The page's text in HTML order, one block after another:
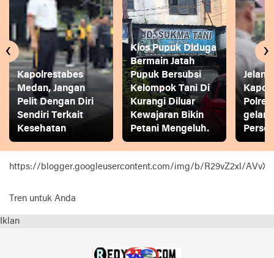
Kapolrestabes
Medan, Jangan
Pelit Dengan Diri
Sendiri Terkait
Kesehatan
Kios Pupuk Diduga
Bermain Jatah
Pupuk Bersubsi
Kelompok Tani Di
Kurangi Diluar
Kewajaran Bikin
Petani Mengeluh.
gelar
‹ ›
https://blogger.googleusercontent.com/img/b/R29vZ2xl/
Tren untuk Anda
Iklan